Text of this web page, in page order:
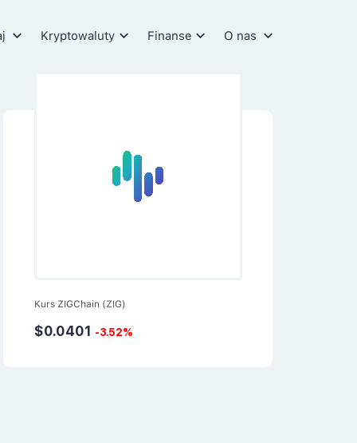
Kryptowaluty Finanse O nas
Kurs ZIGChain (ZIG)
$0.0401 -3.52%